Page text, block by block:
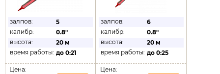
залпов:
5
калибр:
0.8"
высота:
20 м
время работы: до 0:21
Цена:
залпов:
6
калибр:
0.8"
высота:
20 м
время работы: до 0:25
Цена: